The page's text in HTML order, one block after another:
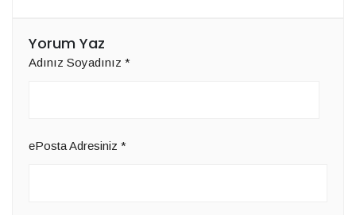
Yorum Yaz
Adınız Soyadınız *
ePosta Adresiniz *